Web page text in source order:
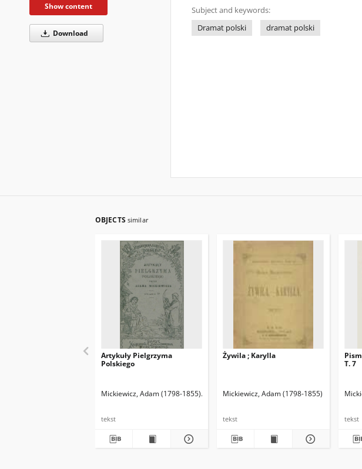
Show content
Download
Subject and keywords:
Dramat polski
dramat polski
OBJECTS similar
Artykuły Pielgrzyma
Polskiego
Mickiewicz, Adam (1798-1855) Mickiewicz, Władysław Józef (1838-1926).
tekst
Żywila ; Karylla
Mickiewicz, Adam (1798-1855)
tekst
T. 7
tekst